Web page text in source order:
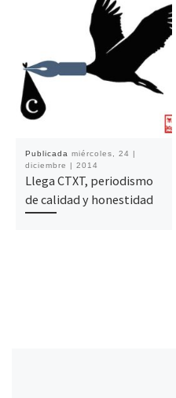
Publicada miércoles, 24 |
diciembre | 2014
Llega CTXT, periodismo
de calidad y honestidad